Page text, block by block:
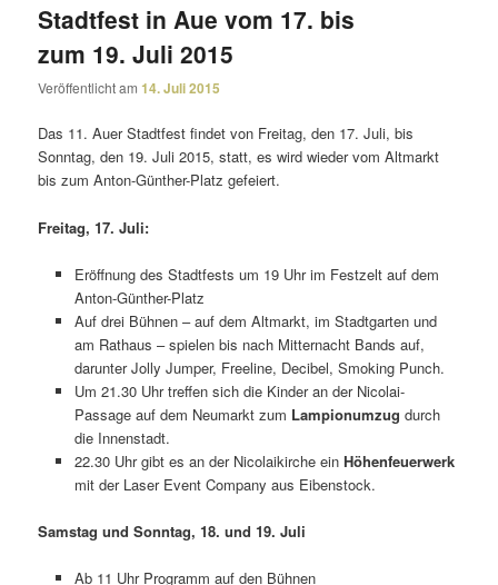
Stadtfest in Aue vom 17. bis
zum 19. Juli 2015
Veröffentlicht am14. Juli 2015
Das 11. Auer Stadtfest findet von Freitag, den 17. Juli, bis
Sonntag, den 19. Juli 2015, statt, es wird wieder vom Altmarkt
bis zum Anton-Günther-Platz gefeiert.
Freitag, 17. Juli:
Eröffnung des Stadtfests um 19 Uhr im Festzelt auf dem
Anton-Günther-Platz
Auf drei Bühnen – auf dem Altmarkt, im Stadtgarten und
am Rathaus – spielen bis nach Mitternacht Bands auf,
darunter Jolly Jumper, Freeline, Decibel, Smoking Punch.
Um 21.30 Uhr treffen sich die Kinder an der Nicolai-
Passage auf dem Neumarkt zum Lampionumzug durch
die Innenstadt.
22.30 Uhr gibt es an der Nicolaikirche ein Höhenfeuerwerk
mit der Laser Event Company aus Eibenstock.
Samstag und Sonntag, 18. und 19. Juli
Ab 11 Uhr Programm auf den Bühnen